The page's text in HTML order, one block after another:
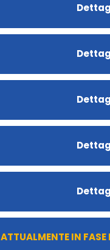
ATTUALMENTE IN